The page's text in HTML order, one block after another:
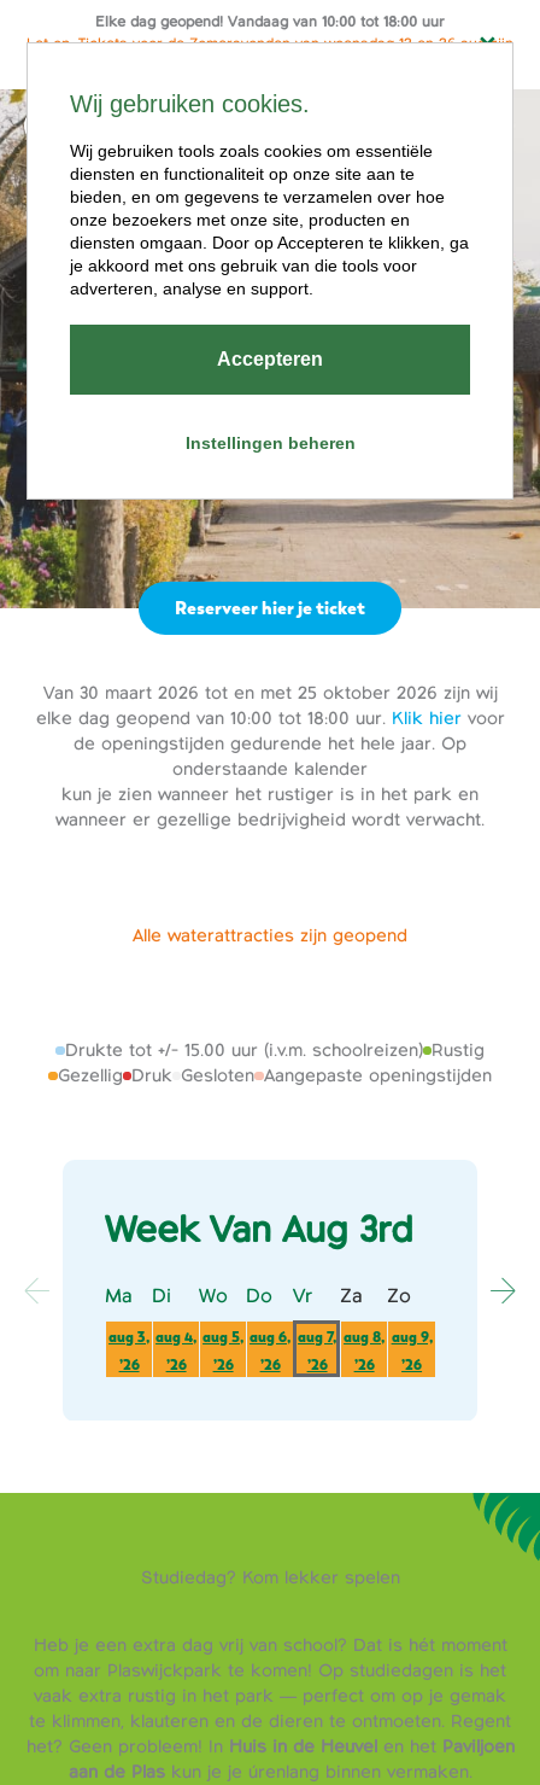
Elke dag geopend! Vandaag van 10:00 tot 18:00 uur
Let op: Tickets voor de Zomeravonden van woensdag 12 en 26 aug zijn
Ga
naar
de
inhoud
Openingstijde
n
Van 30 maart 2026 tot en met 25 oktober 2026 zijn wij
elke dag geopend van 10:00 tot 18:00 uur. Klik hiervoor
de openingstijden gedurende het hele jaar. Op
onderstaande kalender
kun je zien wanneer het rustiger is in het park en
wanneer er gezellige bedrijvigheid wordt verwacht.
Reserveer hier je ticket
Alle waterattracties zijn geopend
Aangepaste openingstijden
Druk
Drukte tot +/- 15.00 uur (i.v.m. schoolreizen)
Gesloten
Gezellig
Rustig
Week Van Aug 3rd
Ma Maandag
Di Dinsdag
Wo Woensdag
Do Donderdag
Vr Vrijdag
Za Zaterdag
Zo
aug 3,
’263
aug 4,
’264
aug 5,
’265
aug 6,
’266
aug 7,
’267
aug 8,
’268
aug 9,
’26
Studiedag? Kom lekker spelen
Heb je een extra dag vrij van school? Dat is hét moment
om naar Plaswijckpark te komen! Op studiedagen is het
vaak extra rustig in het park — perfect om op je gemak
te klimmen, klauteren en de dieren te ontmoeten. Regent
het? Geen probleem! In Huis in de Heuvelen het Paviljoen
aan de Plaskun je je úrenlang binnen vermaken.
Wij gebruiken cookies.
Wij gebruiken tools zoals cookies om essentiële
diensten en functionaliteit op onze site aan te
bieden, en om gegevens te verzamelen over hoe
onze bezoekers met onze site, producten en
diensten omgaan. Door op Accepteren te klikken, ga
je akkoord met ons gebruik van die tools voor
adverteren, analyse en support.
Accepteren
Instellingen beheren